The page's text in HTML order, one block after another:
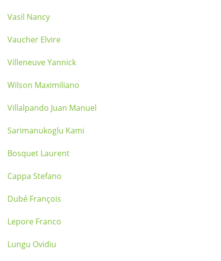
Vasil Nancy
Vaucher Elvire
Villeneuve Yannick
Wilson Maximiliano
Villalpando Juan Manuel
Sarimanukoglu Kami
Bosquet Laurent
Cappa Stefano
Dubé François
Lepore Franco
Lungu Ovidiu